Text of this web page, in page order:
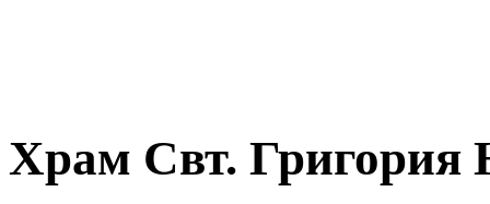
Храм Свт. Григория